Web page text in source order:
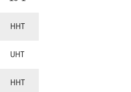
HHT
UHT
HHT